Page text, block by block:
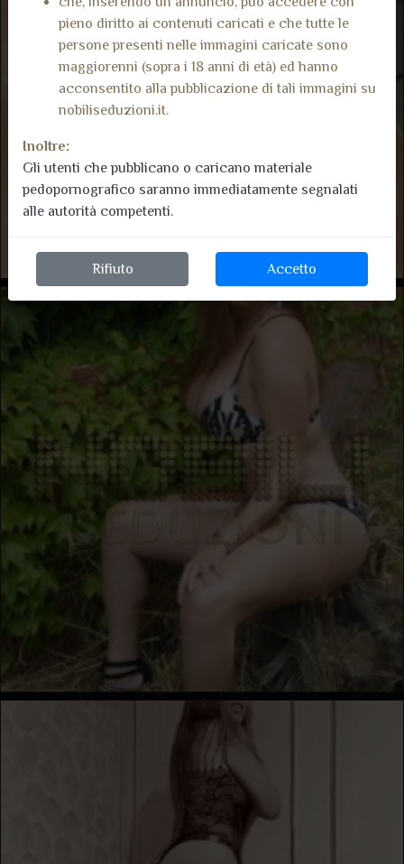
pieno diritto ai contenuti caricati e che tutte le
persone presenti nelle immagini caricate sono
maggiorenni (sopra i 18 anni di età) ed hanno
acconsentito alla pubblicazione di tali immagini su
nobiliseduzioni.it.
Inoltre:
Gli utenti che pubblicano o caricano materiale
pedopornografico saranno immediatamente segnalati
alle autorità competenti.
Rifiuto Accetto